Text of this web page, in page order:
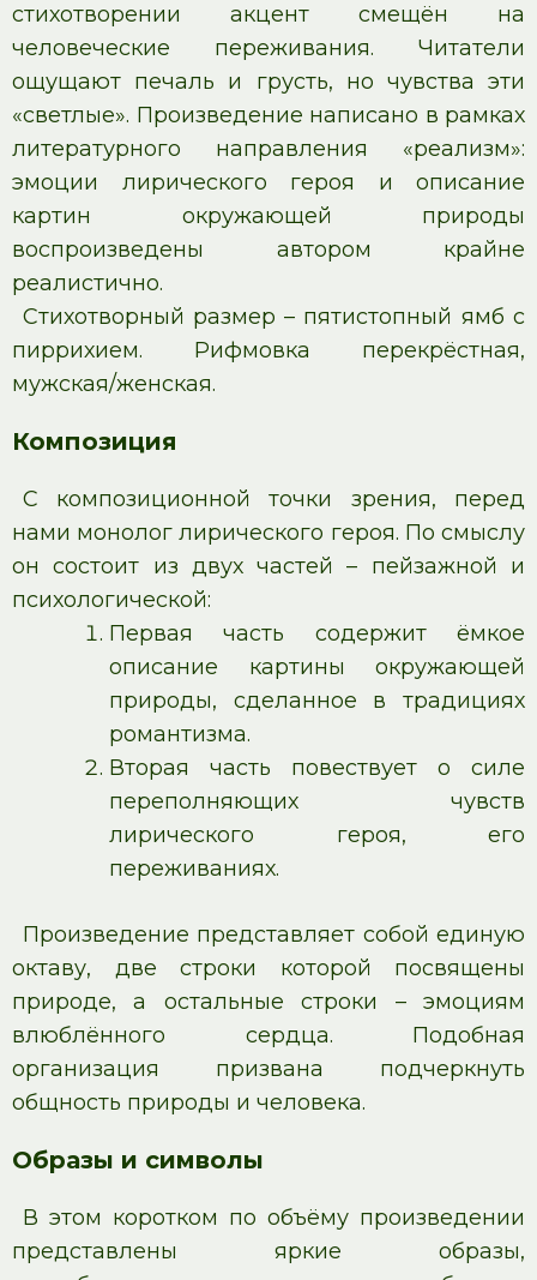
стихотворении акцент смещён на
человеческие переживания. Читатели
ощущают печаль и грусть, но чувства эти
«светлые». Произведение написано в рамках
литературного направления «реализм»:
эмоции лирического героя и описание
картин окружающей природы
воспроизведены автором крайне
реалистично.
Стихотворный размер – пятистопный ямб с
пиррихием. Рифмовка перекрёстная,
мужская/женская.
Композиция
С композиционной точки зрения, перед
нами монолог лирического героя. По смыслу
он состоит из двух частей – пейзажной и
психологической:
Первая часть содержит ёмкое
описание картины окружающей
природы, сделанное в традициях
романтизма.
Вторая часть повествует о силе
переполняющих чувств
лирического героя, его
переживаниях.
Произведение представляет собой единую
октаву, две строки которой посвящены
природе, а остальные строки – эмоциям
влюблённого сердца. Подобная
организация призвана подчеркнуть
общность природы и человека.
Образы и символы
В этом коротком по объёму произведении
представлены яркие образы,